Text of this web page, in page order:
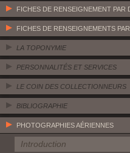
FICHES DE RENSEIGNEMENT PAR
FICHES DE RENSEIGNEMENTS
LA TOPONYMIE
PERSONNALITÉS ET SERVICES
LE COIN DES COLLECTIONNEURS
BIBLIOGRAPHIE
PHOTOGRAPHIES AÉRIENNES
Introduction